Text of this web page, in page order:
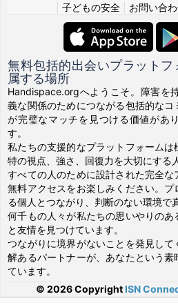
子どもの安全| お問い合
無料包括的出会いプラット
属する場所
Handispace.orgへようこそ。障害を
義な関係のためにつながる包括的なコ
が完璧なマッチを見つける価値があ
す。
私たちの支援的なプラットフォーム
特の視点、強さ、回復力を大切にする
すべての人のために設計された完全
無料アクセスをお楽しみください。
る個人とつながり、判断のない環境で
何千もの人々が私たちの思いやりの
と友情を見つけています。
つながりに境界がないことを発見し
解あるパートナーが、あなたという
ています。
© 2026 Copyright ISN